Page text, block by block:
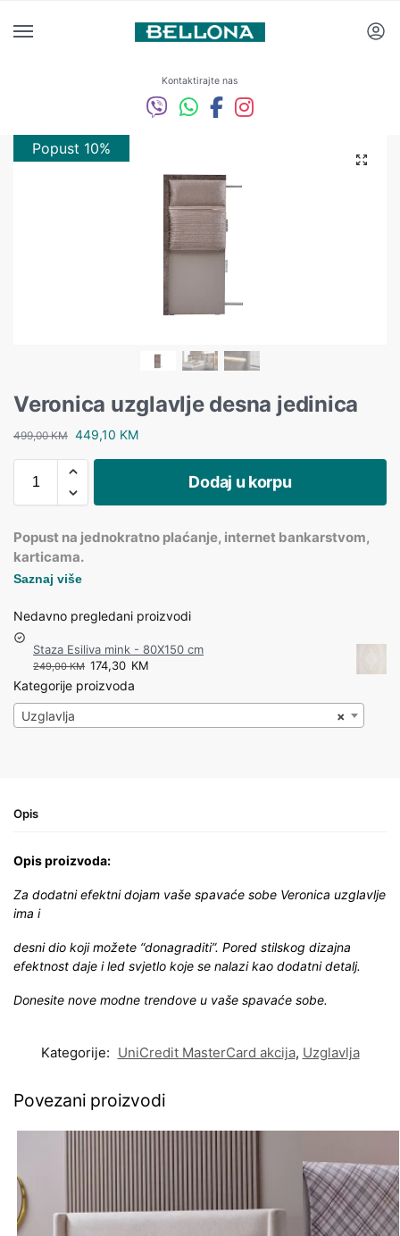
Kontaktirajte nas
Popust 10%
Popust 10%
Veronica uzglavlje desna jedinica
499,00KM 449,10 KM
Dodaj u korpu
Popust na jednokratno plaćanje, internet bankarstvom,
karticama.
Saznaj više
Nedavno pregledani proizvodi
Staza Esiliva mink - 80X150 cm
249,00KM 174,30 KM
Kategorije proizvoda
×
Uzglavlja
Opis
Opis proizvoda:
Za dodatni efektni dojam vaše spavaće sobe Veronica uzglavlje
ima i
desni dio koji možete “donagraditi”. Pored stilskog dizajna
efektnost daje i led svjetlo koje se nalazi kao dodatni detalj.
Donesite nove modne trendove u vaše spavaće sobe.
Kategorije: UniCredit MasterCard akcija, Uzglavlja
Povezani proizvodi